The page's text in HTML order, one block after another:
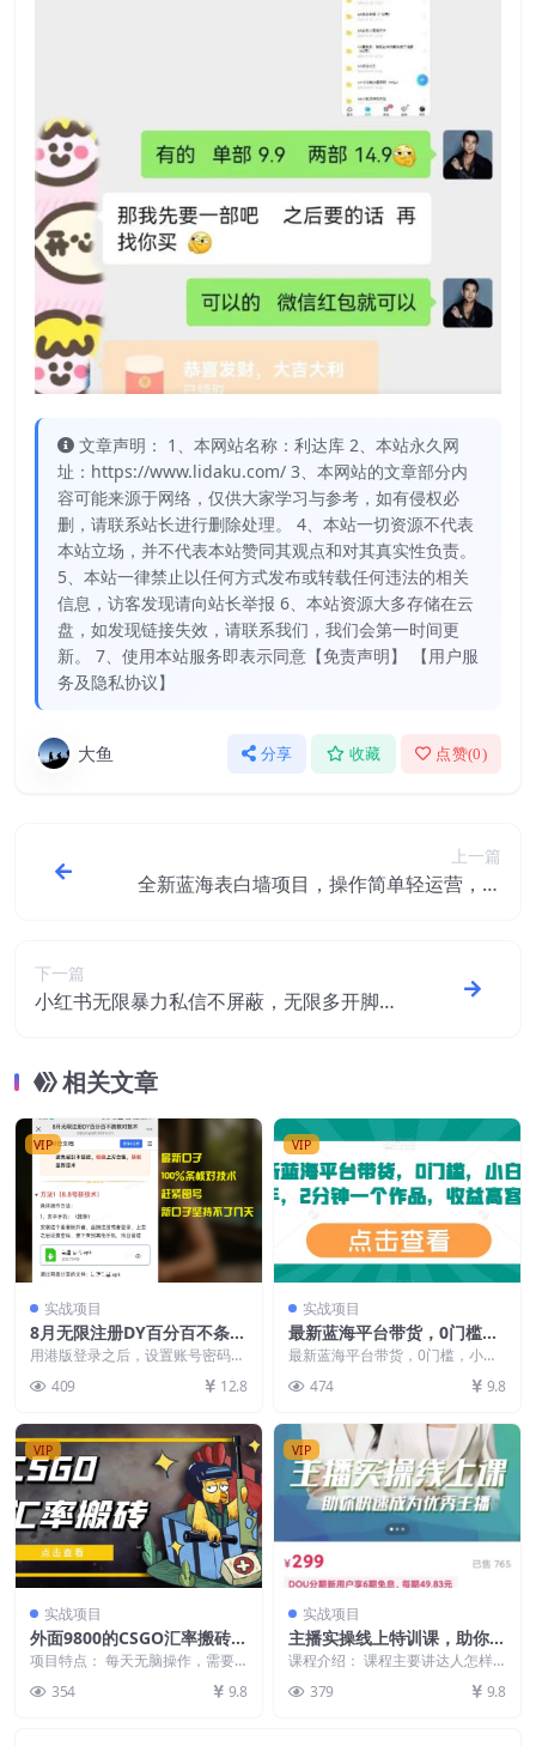
文章声明： 1、本网站名称：利达库 2、本站永久网
址：https://www.lidaku.com/ 3、本网站的文章部分内
容可能来源于网络，仅供大家学习与参考，如有侵权必
删，请联系站长进行删除处理。 4、本站一切资源不代表
本站立场，并不代表本站赞同其观点和对其真实性负责。
5、本站一律禁止以任何方式发布或转载任何违法的相关
信息，访客发现请向站长举报 6、本站资源大多存储在云
盘，如发现链接失效，请联系我们，我们会第一时间更
新。 7、使用本站服务即表示同意【免责声明】 【用户服
务及隐私协议】
大鱼 分享 收藏 点赞(0)
上一篇
全新蓝海表白墙项目，操作简单轻运营，当
下一篇
小红书无限暴力私信不屏蔽，无限多开脚本
相关文章
VIP
实战项目
8月无限注册DY百分百不条核
对技术，新口子抓紧囤号
用港版登录之后，设置账号密码，
对。409 12.8
VIP
实战项目
最新蓝海平台带货，0门槛，
小白易上手，2分钟一个作
品，收益高【揭秘】
最新蓝海平台带货，0门槛，小白
【揭秘】 项目介绍：...
474 9.8
VIP
实战项目
外面9800的CSGO汇率搬砖项
目，一个月轻松赚几千【选品
软件+详细教程】
项目特点： 每天无脑操作，需要
很久了，并且长久可以...
354 9.8
VIP
实战项目
主播实操线上特训课，助你快
速成为优秀王播
课程介绍： 课程主要讲达人怎样
销百万的话术讲解，直...
379 9.8